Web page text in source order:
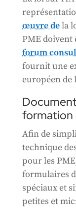
œuvre dela
PME doivent
forum
fournit une
européen de
formation
Afin de
technique
pour les
formulaires
spéciaux et
petites et